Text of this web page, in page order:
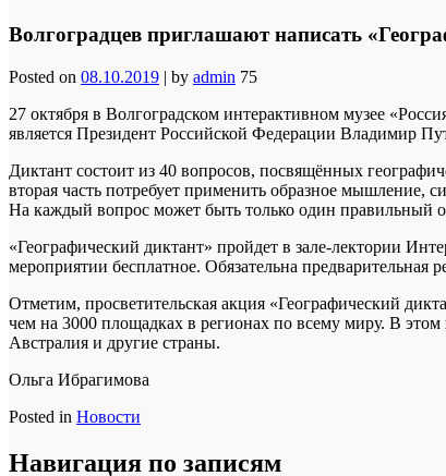
Волгоградцев приглашают написать
Posted on 08.10.2019 | by admin 75
27 октября в Волгоградском интерактивном музее
является Президент Российской Федерации Владимир
Диктант состоит из 40 вопросов, посвящённых
вторая часть потребует применить образное мышление,
На каждый вопрос может быть только один правильный
«Географический диктант» пройдет в зале-лектории
мероприятии бесплатное. Обязательна предварительная
Отметим, просветительская акция «Географический
чем на 3000 площадках в регионах по всему миру. В
Австралия и другие страны.
Ольга Ибрагимова
Posted in Новости
Навигация по записям